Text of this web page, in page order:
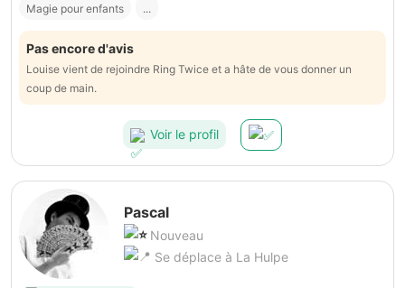
Magie pour enfants ...
Pas encore d'avis
Louise vient de rejoindre Ring Twice et a hâte de vous donner un
coup de main.
Voir le profil
Pascal
Nouveau
Se déplace à La Hulpe